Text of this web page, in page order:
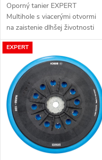
k
t
o
v
k
t
v
Oporný tanier EXPERT
Multihole s viacerými otvormi
na zaistenie dlhšej životnosti
brúsneho papiera
EXPERT